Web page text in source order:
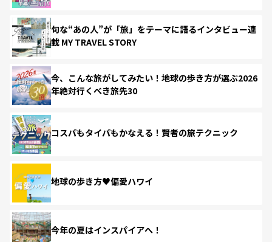
旬な“あの人”が「旅」をテーマに語るインタビュー連
載 MY TRAVEL STORY
今、こんな旅がしてみたい！地球の歩き方が選ぶ2026
年絶対行くべき旅先30
コスパもタイパもかなえる！賢者の旅テクニック
地球の歩き方♥偏愛ハワイ
今年の夏はインスパイアへ！